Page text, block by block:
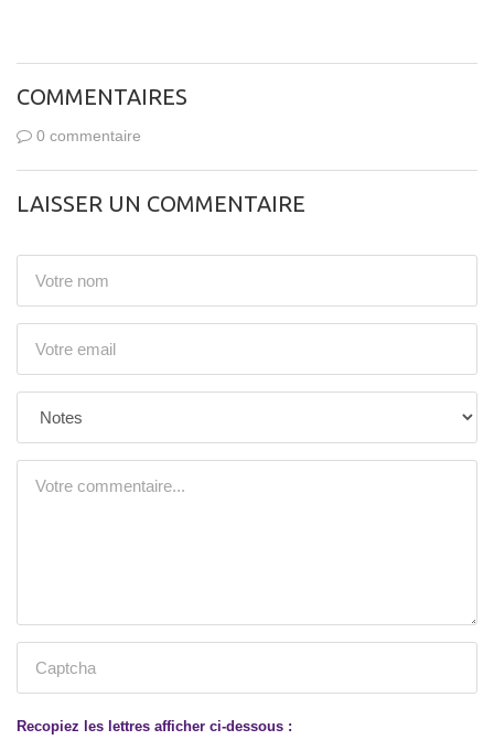
COMMENTAIRES
0 commentaire
LAISSER UN COMMENTAIRE
Recopiez les lettres afficher ci-dessous :